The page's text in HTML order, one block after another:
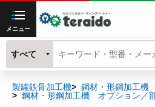
メニュー
すべて
製罐鉄骨加工機
鋼材・形鋼加工機
鋼材・形鋼加工機 オプション／